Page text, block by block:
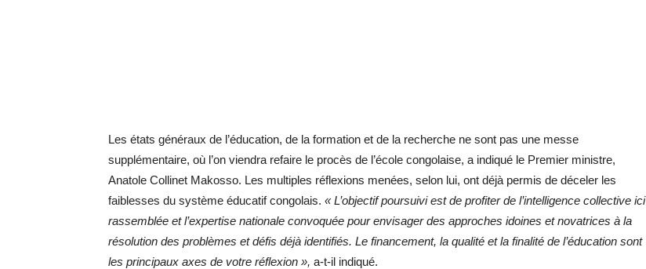
Les états généraux de l’éducation, de la formation et de la recherche ne sont pas une messe
supplémentaire, où l’on viendra refaire le procès de l’école congolaise, a indiqué le Premier ministre,
Anatole Collinet Makosso. Les multiples réflexions menées, selon lui, ont déjà permis de déceler les
faiblesses du système éducatif congolais. « L’objectif poursuivi est de profiter de l’intelligence collective ici
rassemblée et l’expertise nationale convoquée pour envisager des approches idoines et novatrices à la
résolution des problèmes et défis déjà identifiés. Le financement, la qualité et la finalité de l’éducation sont
les principaux axes de votre réflexion », a-t-il indiqué.